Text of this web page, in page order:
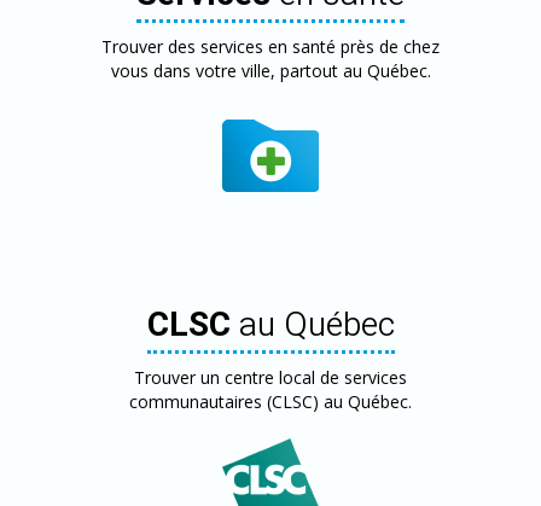
Trouver des services en santé près de chez
vous dans votre ville, partout au Québec.
CLSC au Québec
Trouver un centre local de services
communautaires (CLSC) au Québec.